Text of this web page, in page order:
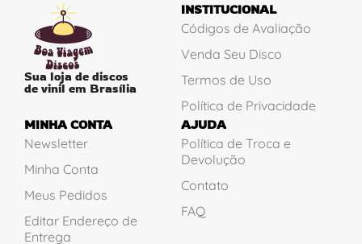
Sua loja de discos
de vinil em Brasília
INSTITUCIONAL
Códigos de Avaliação
Venda Seu Disco
Termos de Uso
Política de Privacidade
MINHA CONTA
Newsletter
Minha Conta
Meus Pedidos
Editar Endereço de
Entrega
AJUDA
Política de Troca e
Devolução
Contato
FAQ